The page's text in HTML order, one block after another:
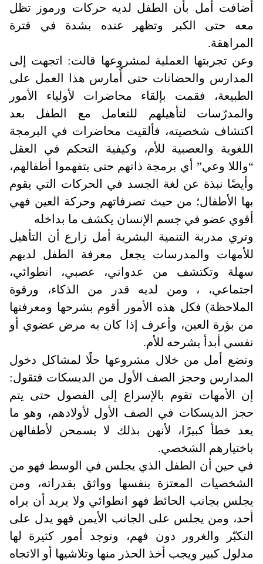
أضافت أمل بأن الطفل لديه حركات ورموز تظل
معه حتى الكبر وتظهر عنده بشدة في فترة
المراهقة.
وعن تجربتها العملية لمشروعها قالت: اتجهت إلى
المدارس والحضانات حتى أُمارس هذا العمل على
الطبيعة، فقمت بإلقاء محاضرات لأولياء الأمور
والمدرّسات لتأهيلهم للتعامل مع الطفل بعد
اكتشاف شخصيته، فألقيت محاضرات في البرمجة
اللغوية والعصبية للأم، وكيفية التحكم في العقل
“واللا وعي” أي برمجة ذاتهم حتى يتفهموا أطفالهم،
وأيضًا نبذة عن لغة الجسد في الحركات التي يقوم
بها الأطفال؛ من حيث تصرفاتهم وحركة العين فهي
أقوي عضو في جسم الإنسان يكشف ما بداخله
وتري مدربة التنمية البشرية أمل زارع أن التأهيل
للأمهات والمدرسات يجعل معرفة الطفل لديهم
سهلة وتكتشف من عدواني، عصبي، انطوائي،
اجتماعي، ، ومن لديه قدر من الذكاء، ورقوة
الملاحظة) فكل هذه الأمور أقوم بشرحها ومعرفتها
من بؤرة العين، وأعرف إذا كان به مرض عضوي أو
نفسي أبدأ بشرحه للأم.
وتضع أمل من خلال مشروعها حلًا لمشاكل دخول
المدارس وحجز الصف الأول من الديسكات فتقول:
إن الأمهات تقوم بالإسراع إلى الفصول حتى يتم
حجز الديسكات في الصف الأول لأولادهم، وهو ما
يعد خطأ كبيرًا، لأنهن بذلك لا يسمحن لأطفالهن
باختيارهم الشخصي.
في حين أن الطفل الذي يجلس في الوسط فهو من
الشخصيات المعتزة بنفسها وواثق بقدراته، ومن
يجلس بجانب الحائط فهو انطوائي ولا يريد أن يراه
أحد، ومن يجلس على الجانب الأيمن فهو يدل على
التكبّر والغرور دون فهم، وتوجد أمور كثيرة لها
مدلول كبير ويجب أخذ الحذر منها وتلاشيها أو الاتجاه